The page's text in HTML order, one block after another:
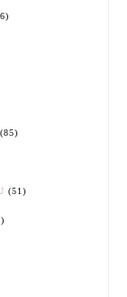
(85)
(51)